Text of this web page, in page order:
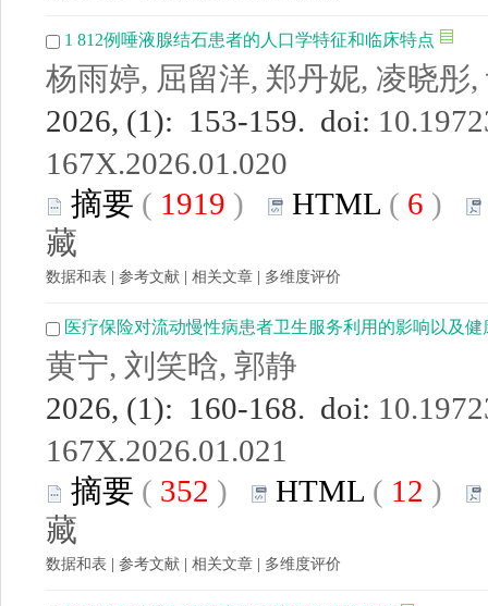
1 812例唾液腺结石患者的人口学特征和临床特点
杨雨婷, 屈留洋, 郑丹妮, 凌晓彤
2026, (1): 153-159. doi:
167X.2026.01.020
摘要 ( 1919 ) HTML ( 6 )
藏
数据和表 参考文献 相关文章 多维度评价
医疗保险对流动慢性病患者卫生服务利用的影响以及
黄宁, 刘笑晗, 郭静
2026, (1): 160-168. doi:
167X.2026.01.021
摘要 ( 352 ) HTML ( 12 )
藏
数据和表 参考文献 相关文章 多维度评价